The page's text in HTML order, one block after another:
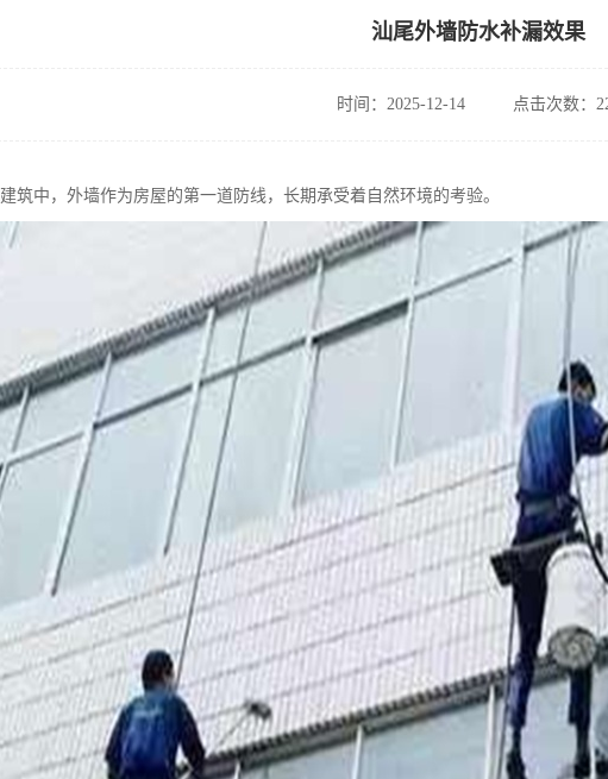
汕尾外墙防水补漏效果
时间：2025-12-14 点击次数：
筑中，外墙作为房屋的第一道防线，长期承受着自然环境的考验。